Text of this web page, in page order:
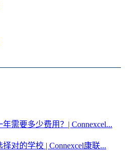
需要多少费用？| Connexcel...
对的学校 | Connexcel康联...